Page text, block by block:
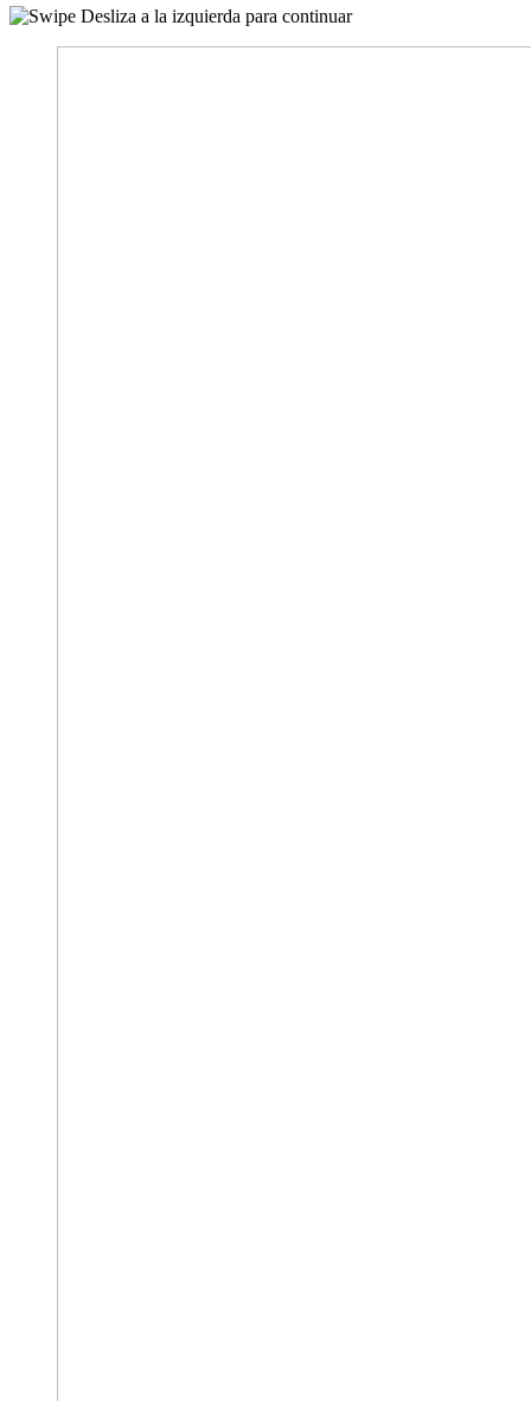
Desliza a la izquierda para continuar